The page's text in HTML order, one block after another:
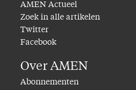
AMEN Actueel
Zoek in alle artikelen
Twitter
Facebook
Over AMEN
Abonnementen